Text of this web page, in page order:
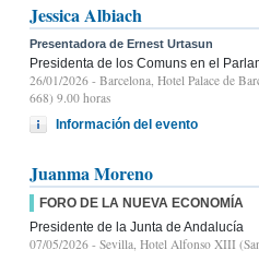
Jessica Albiach
Presentadora de Ernest Urtasun
Presidenta de los Comuns en el
26/01/2026 - Barcelona, Hotel Palace de
668) 9.00 horas
Información del evento
Juanma Moreno
FORO DE LA NUEVA ECONOMÍA
Presidente de la Junta de Andalucía
07/05/2026 - Sevilla, Hotel Alfonso XIII